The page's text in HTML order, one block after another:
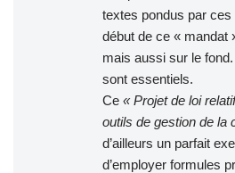
textes pondus par
début de ce « mandat
mais aussi sur le
sont essentiels.
Ce « Projet de loi
outils de gestion de la
d’ailleurs un parfait
d’employer formules